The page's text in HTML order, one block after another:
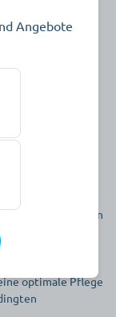
erster
zu versorgen ist
Therapien viel
an der
Arzt, über
gleichermaßen
Aufgaben
in der
aber die
optimale Pflege
Angebote